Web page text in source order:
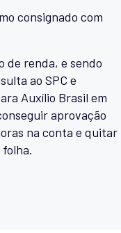
consignado com
de renda, e sendo
ao SPC e
Auxílio Brasil em
aprovação
na conta e quitar